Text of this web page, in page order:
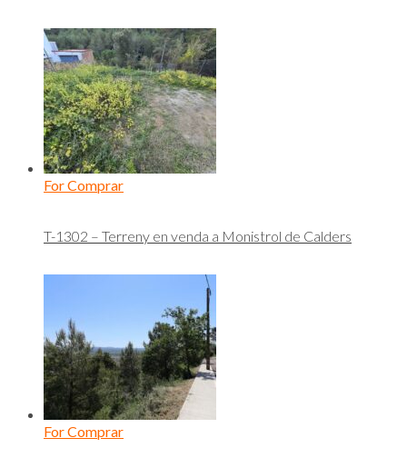
For Comprar
T-1302 – Terreny en venda a Monistrol de Calders
For Comprar